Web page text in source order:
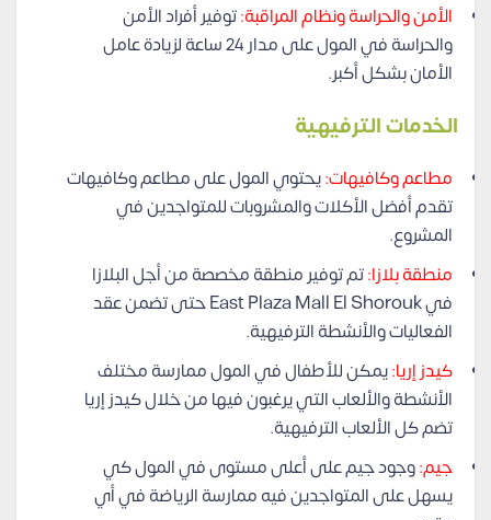
الأمن والحراسة ونظام المراقبة:توفير أفراد الأمن
والحراسة في المول على مدار 24 ساعة لزيادة عامل
الأمان بشكل أكبر.
الخدمات الترفيهية
مطاعم وكافيهات:يحتوي المول على مطاعم وكافيهات
تقدم أفضل الأكلات والمشروبات للمتواجدين في
المشروع.
منطقة بلازا:تم توفير منطقة مخصصة من أجل البلازا
في East Plaza Mall El Shorouk حتى تضمن عقد
الفعاليات والأنشطة الترفيهية.
كيدز إريا:يمكن للأطفال في المول ممارسة مختلف
الأنشطة والألعاب التي يرغبون فيها من خلال كيدز إريا
تضم كل الألعاب الترفيهية.
جيم:وجود جيم على أعلى مستوى في المول كي
يسهل على المتواجدين فيه ممارسة الرياضة في أي